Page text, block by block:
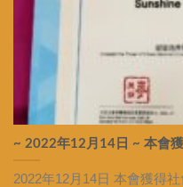
~ 2022年12月14日 ~ 本會
2022年12月14日 本會獲得